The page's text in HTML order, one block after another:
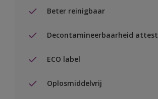
Beter reinigbaar
Decontamineerbaarheid attest
ECO label
Oplosmiddelvrij